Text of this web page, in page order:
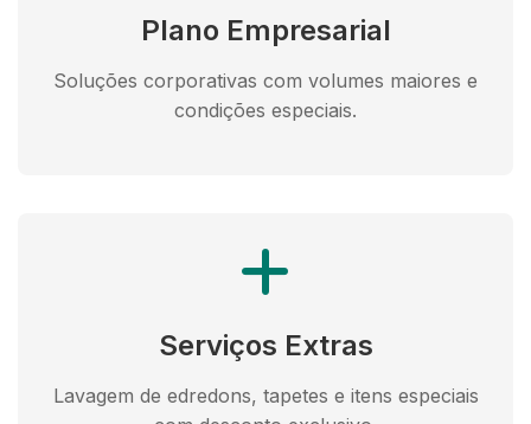
Plano Empresarial
Soluções corporativas com volumes maiores e
condições especiais.
Serviços Extras
Lavagem de edredons, tapetes e itens especiais